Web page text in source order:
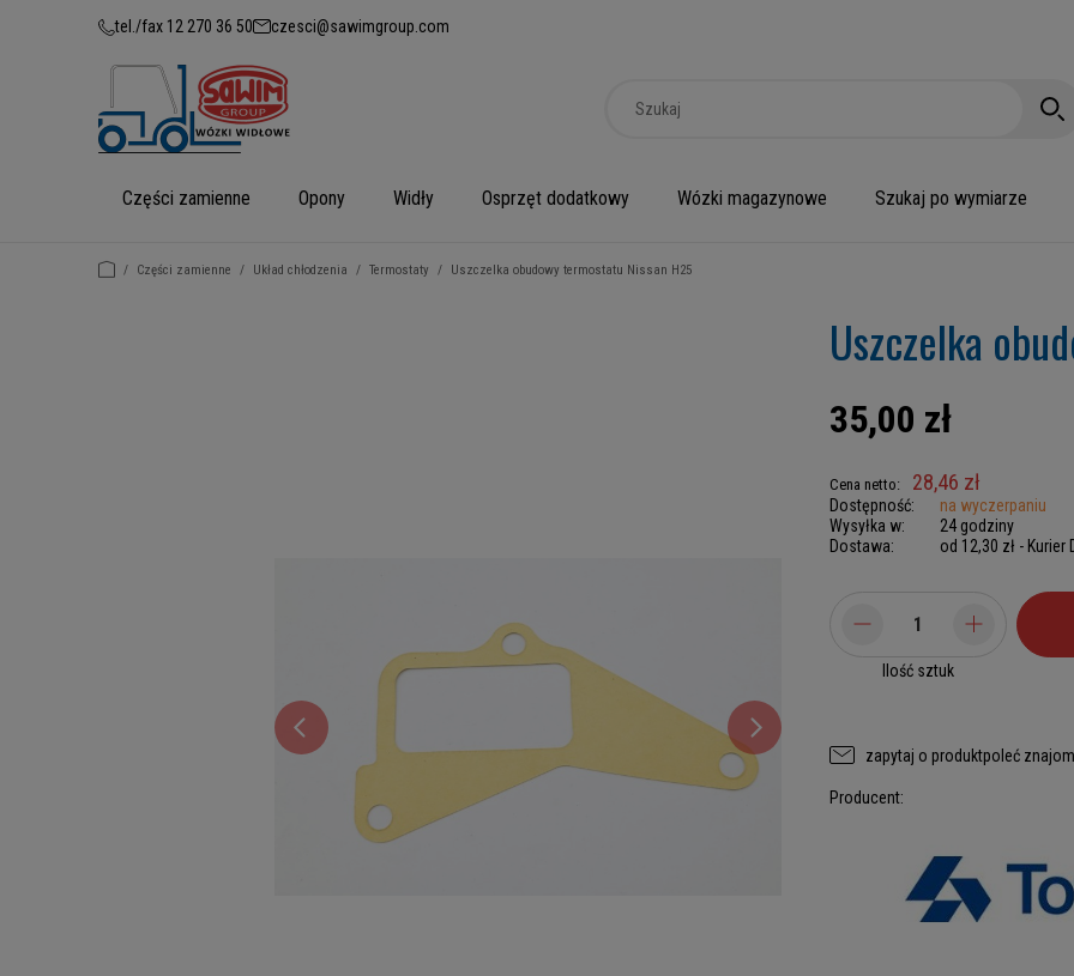
tel./fax 12 270 36 50 czesci@sawimgroup.com
Części zamienne Opony Widły Osprzęt dodatkowy Wózki magazynowe Szukaj po wymiarze
/ Części zamienne / Układ chłodzenia / Termostaty / Uszczelka obudowy termostatu Nissan H25
Uszczelka
35,00 zł
Cena netto: 28,46 zł
Dostępność:
na wyczerpaniu
Wysyłka w:
24 godziny
Dostawa:
od 12,30 zł - Kurier
Ilość sztuk
zapytaj o produktpoleć
Producent: